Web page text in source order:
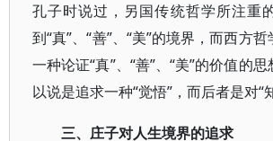
孔子时说过，另国传统哲学所注重
到“真”、“善”、“美”的境界，而西方
一种论证“真”、“善”、“美”的价值的
以说是追求一种“觉悟”，而后者是对“
三、庄子对人生境界的追求